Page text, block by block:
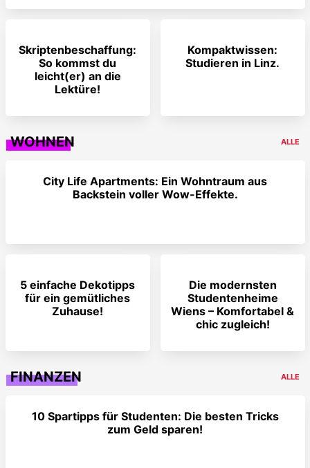
Skriptenbeschaffung:
So kommst du
leicht(er) an die
Lektüre!
Kompaktwissen:
Studieren in Linz.
WOHNEN ALLE
City Life Apartments: Ein Wohntraum aus
Backstein voller Wow-Effekte.
5 einfache Dekotipps
für ein gemütliches
Zuhause!
Die modernsten
Studentenheime
Wiens – Komfortabel &
chic zugleich!
FINANZEN ALLE
10 Spartipps für Studenten: Die besten Tricks
zum Geld sparen!